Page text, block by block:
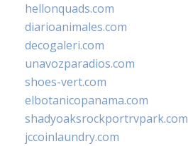
hellonquads.com
diarioanimales.com
decogaleri.com
unavozparadios.com
shoes-vert.com
elbotanicopanama.com
shadyoaksrockportrvpark.com
jccoinlaundry.com